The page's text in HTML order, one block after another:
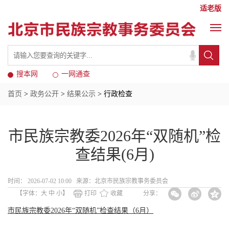
适老版
搜本网 一网通查
首页 > 政务公开 > 结果公示 > 行政检查
市民族宗教委2026年“双随机”检
查结果(6月)
时间： 2026-07-02 10:00 来源：​北京市民族宗教事务委员会
分享：
【字体： 大 中 小】 打印 收藏
市民族宗教委2026年“双随机”检查结果（6月）